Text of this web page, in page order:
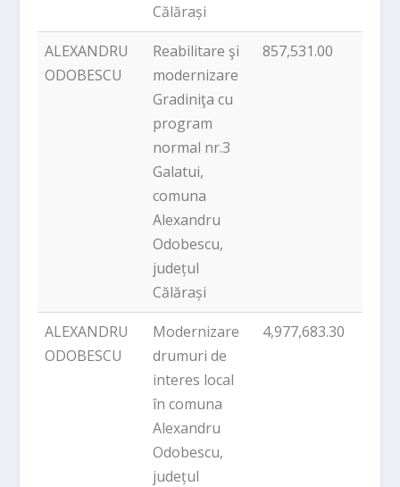
Călărași
ALEXANDRU
ODOBESCU
Reabilitare şi
modernizare
Gradiniţa cu
program
normal nr.3
Galatui,
comuna
Alexandru
Odobescu,
județul
Călărași
857,531.00
ALEXANDRU
ODOBESCU
Modernizare
drumuri de
interes local
în comuna
Alexandru
Odobescu,
județul
4,977,683.30